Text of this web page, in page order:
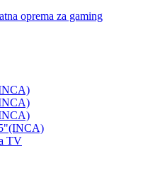
oprema za gaming
TV